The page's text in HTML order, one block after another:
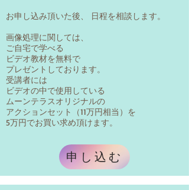
お申し込み頂いた後、 日程を相談します。
画像処理に関しては、
ご自宅で学べる
ビデオ教材を無料で
プレゼントしております。
​受講者には
​ビデオの中で使用している
ムーンテラスオリジナルの
アクションセット（11万円相当）を
5万円でお買い求め頂けます。
申し込む